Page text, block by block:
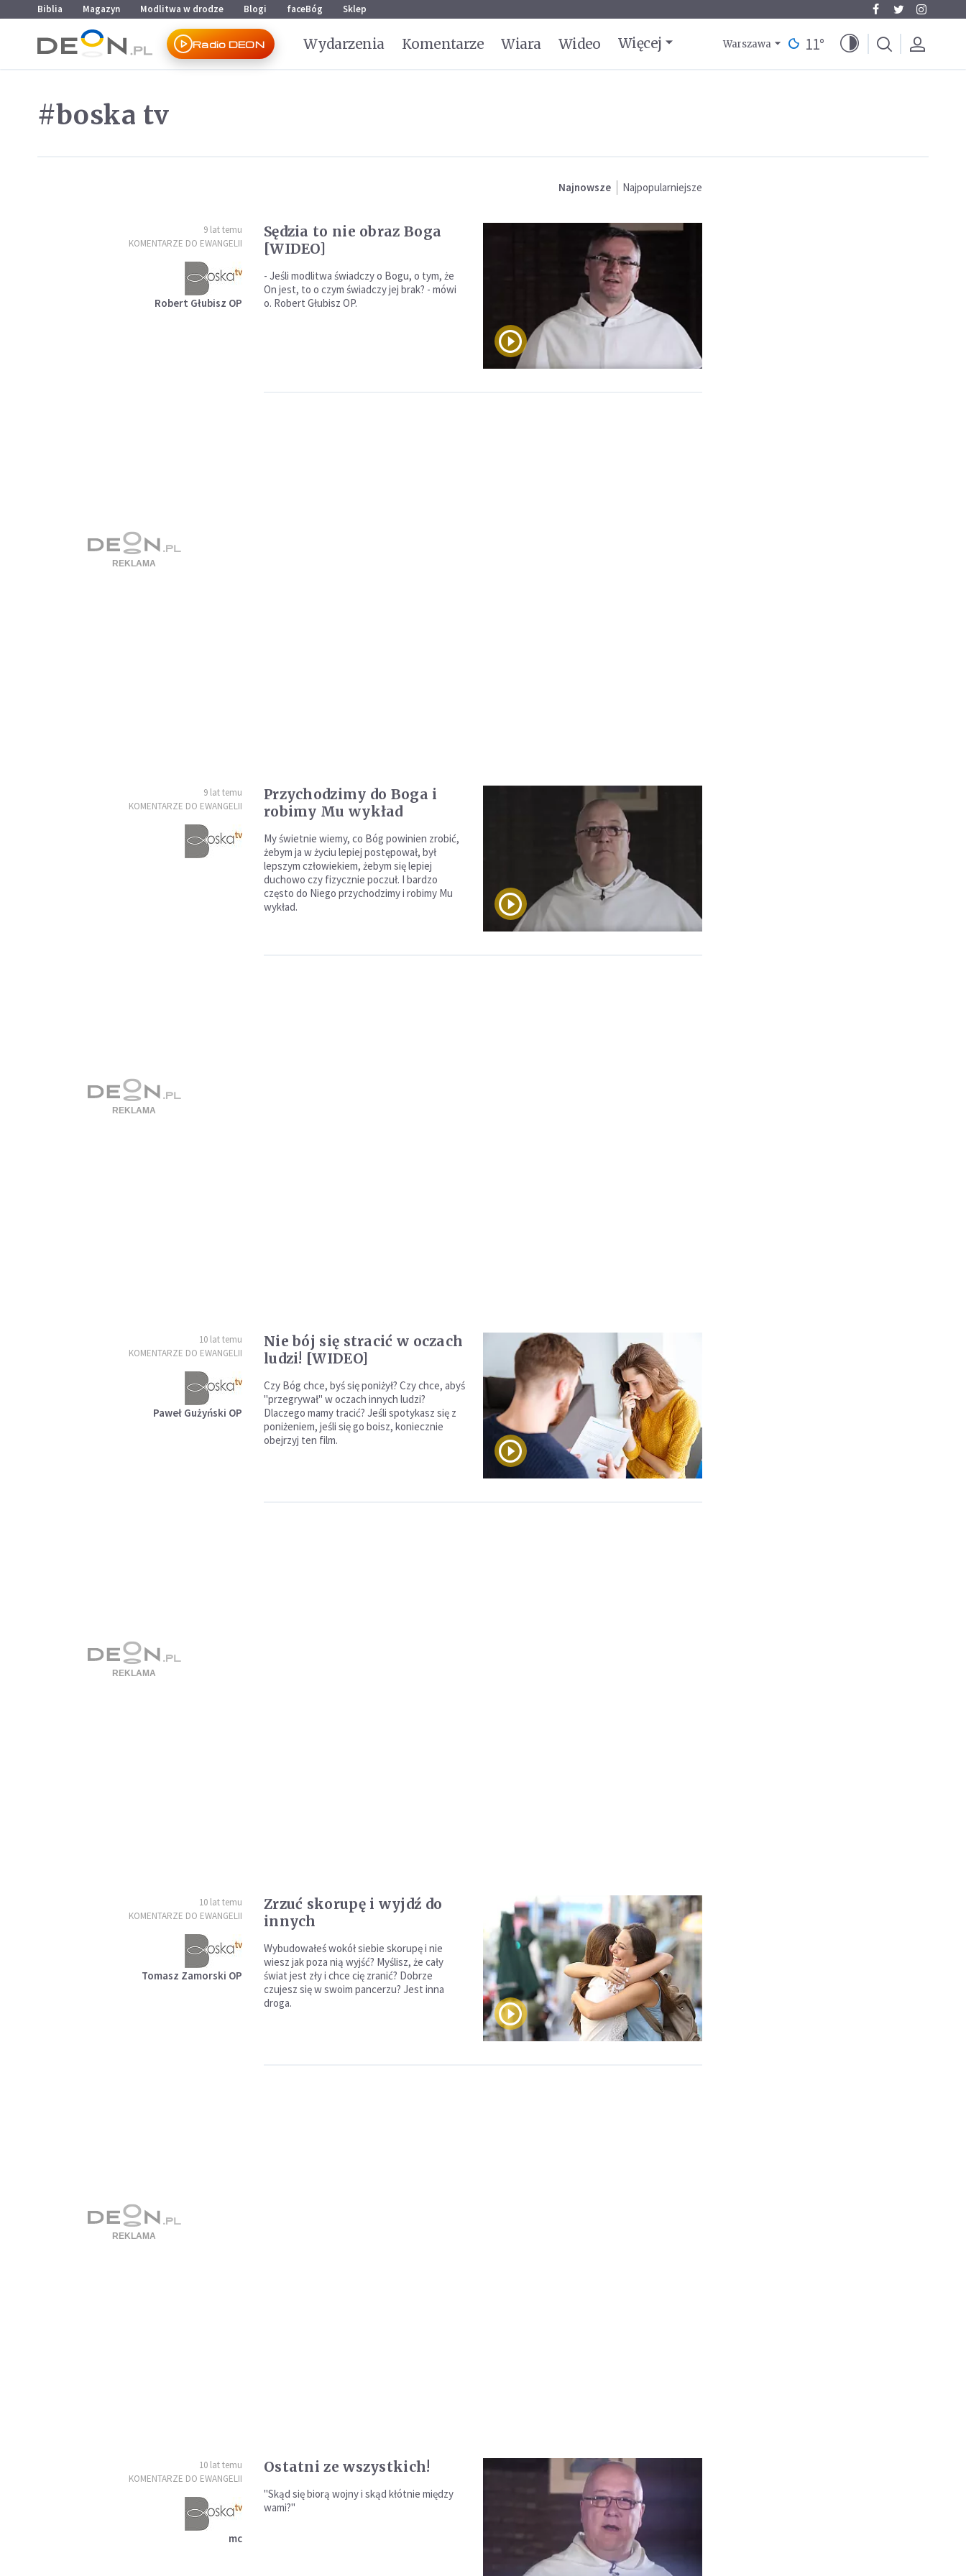
Przejdź do menu głównego
Przejdź do treści
Biblia Magazyn Modlitwa w drodze Blogi faceBóg Sklep
Radio DEON Wydarzenia Komentarze Wiara Wideo Więcej Warszawa 11°
#boska tv
Najnowsze Najpopularniejsze
9 lat temu
KOMENTARZE DO EWANGELII
Robert Głubisz OP
Sędzia to nie obraz Boga
[WIDEO]
- Jeśli modlitwa świadczy o Bogu, o tym, że
On jest, to o czym świadczy jej brak? - mówi
o. Robert Głubisz OP.
9 lat temu
KOMENTARZE DO EWANGELII
Przychodzimy do Boga i
robimy Mu wykład
My świetnie wiemy, co Bóg powinien zrobić,
żebym ja w życiu lepiej postępował, był
lepszym człowiekiem, żebym się lepiej
duchowo czy fizycznie poczuł. I bardzo
często do Niego przychodzimy i robimy Mu
wykład.
10 lat temu
KOMENTARZE DO EWANGELII
Paweł Gużyński OP
Nie bój się stracić w oczach
ludzi! [WIDEO]
Czy Bóg chce, byś się poniżył? Czy chce, abyś
"przegrywał" w oczach innych ludzi?
Dlaczego mamy tracić? Jeśli spotykasz się z
poniżeniem, jeśli się go boisz, koniecznie
obejrzyj ten film.
10 lat temu
KOMENTARZE DO EWANGELII
Tomasz Zamorski OP
Zrzuć skorupę i wyjdź do
innych
Wybudowałeś wokół siebie skorupę i nie
wiesz jak poza nią wyjść? Myślisz, że cały
świat jest zły i chce cię zranić? Dobrze
czujesz się w swoim pancerzu? Jest inna
droga.
10 lat temu
KOMENTARZE DO EWANGELII
mc
Ostatni ze wszystkich!
"Skąd się biorą wojny i skąd kłótnie między
wami?"